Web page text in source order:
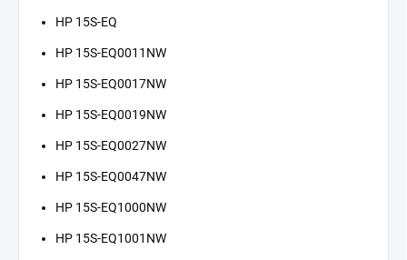
HP 15S-EQ
HP 15S-EQ0011NW
HP 15S-EQ0017NW
HP 15S-EQ0019NW
HP 15S-EQ0027NW
HP 15S-EQ0047NW
HP 15S-EQ1000NW
HP 15S-EQ1001NW